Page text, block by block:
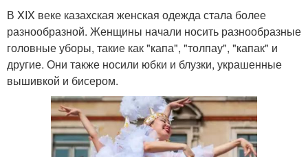
В XIX веке казахская женская одежда стала более
разнообразной. Женщины начали носить разнообразные
головные уборы, такие как "капа", "толпау", "капак" и
другие. Они также носили юбки и блузки, украшенные
вышивкой и бисером.